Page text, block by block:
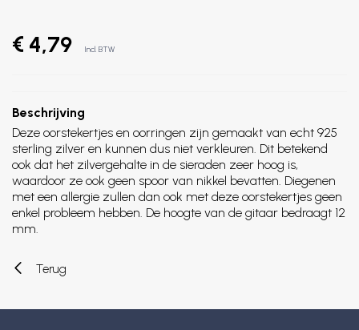
€ 4,79 Incl. BTW
Beschrijving
Deze oorstekertjes en oorringen zijn gemaakt van echt 925
sterling zilver en kunnen dus niet verkleuren. Dit betekend
ook dat het zilvergehalte in de sieraden zeer hoog is,
waardoor ze ook geen spoor van nikkel bevatten. Diegenen
met een allergie zullen dan ook met deze oorstekertjes geen
enkel probleem hebben. De hoogte van de gitaar bedraagt 12
mm.
Terug